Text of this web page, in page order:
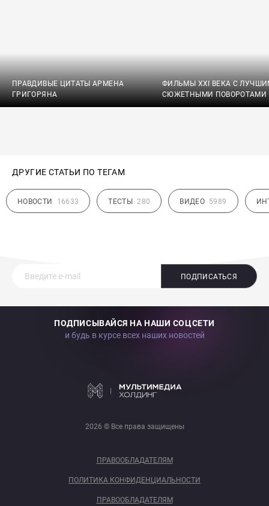
ПРАВДИВЫЕ ЦИТАТЫ АРМЕНА
ГРИГОРЯНА
ФИЛЬМЫ XXI ВЕКА С
СЮЖЕТНЫМИ ПОВОРОТАМИ
ДРУГИЕ СТАТЬИ ПО ТЕГАМ
НОВОСТИ 16633 ТЕСТЫ 280 ВИДЕО 5989
ПОДПИСАТЬСЯ
ПОДПИСЫВАЙСЯ НА НАШИ СОЦСЕТИ
и будь в курсе всех наших новостей
2026 © Все права защищены
ПРАВООБЛАДАТЕЛЯМ
ПОЛИТИКА КОНФИДЕНЦИАЛЬНОСТИ
ПРАВООБЛАДАТЕЛЯМ